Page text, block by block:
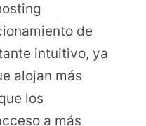
de
intuitivo, ya
alojan más
los
a más